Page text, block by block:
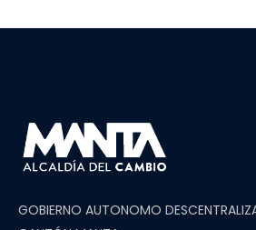
GOBIERNO AUTONOMO